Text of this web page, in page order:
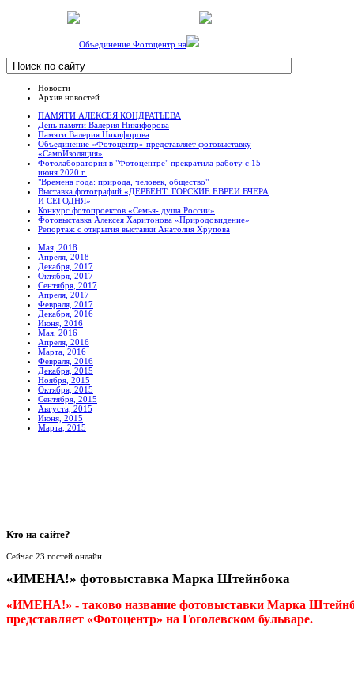
Объединение Фотоцентр на
Новости
Архив новостей
ПАМЯТИ АЛЕКСЕЯ КОНДРАТЬЕВА
День памяти Валерия Никифорова
Памяти Валерия Никифорова
Объединение «Фотоцентр» представляет фотовыставку
«СамоИзоляция»
Фотолаборатория в "Фотоцентре" прекратила работу с 15
июня 2020 г.
"Времена года: природа, человек, общество"
Выставка фотографий «ДЕРБЕНТ. ГОРСКИЕ ЕВРЕИ ВЧЕРА
И СЕГОДНЯ»
Конкурс фотопроектов «Семья- душа России»
Фотовыставка Алексея Харитонова «Природовидение»
Репортаж с открытия выставки Анатолия Хрупова
Мая, 2018
Апреля, 2018
Декабря, 2017
Октября, 2017
Сентября, 2017
Апреля, 2017
Февраля, 2017
Декабря, 2016
Июня, 2016
Мая, 2016
Апреля, 2016
Марта, 2016
Февраля, 2016
Декабря, 2015
Ноября, 2015
Октября, 2015
Сентября, 2015
Августа, 2015
Июня, 2015
Марта, 2015
Кто на сайте?
Сейчас 23 гостей онлайн
«ИМЕНА!» фотовыставка Марка Штейнбока
«ИМЕНА!» - таково название фотовыставки Марка
представляет «Фотоцентр» на Гоголевском бульваре.